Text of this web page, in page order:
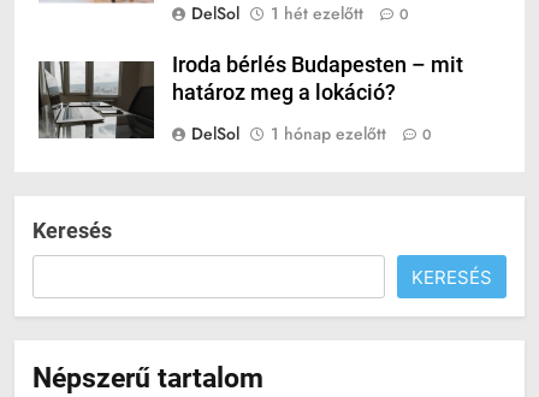
DelSol
1 hét ezelőtt 0
Iroda bérlés Budapesten – mit
határoz meg a lokáció?
DelSol
1 hónap ezelőtt 0
Keresés
KERESÉS
Népszerű tartalom